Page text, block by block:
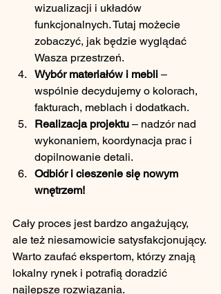
wizualizacji i układów
funkcjonalnych. Tutaj możecie
zobaczyć, jak będzie wyglądać
Wasza przestrzeń.
Wybór materiałów i mebli –
wspólnie decydujemy o kolorach,
fakturach, meblach i dodatkach.
Realizacja projektu – nadzór nad
wykonaniem, koordynacja prac i
dopilnowanie detali.
Odbiór i cieszenie się nowym
wnętrzem!
Cały proces jest bardzo angażujący,
ale też niesamowicie satysfakcjonujący.
Warto zaufać ekspertom, którzy znają
lokalny rynek i potrafią doradzić
najlepsze rozwiązania.